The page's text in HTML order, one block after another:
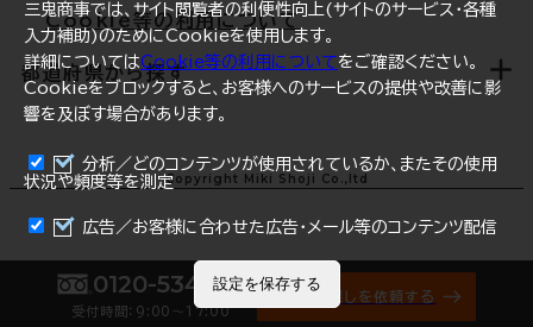
まとめて資料請求
0120-534-011
受付時間：9:00〜17:00
オフィス探しを依頼する
三鬼商事では、サイト閲覧者の利便性向上(サイトのサービス・各種
入力補助)のためにCookieを使用します。
詳細についてはCookie等の利用についてをご確認ください。
Cookieをブロックすると、お客様へのサービスの提供や改善に影
響を及ぼす場合があります。
分析／どのコンテンツが使用されているか、またその使用
状況や頻度等を測定
広告／お客様に合わせた広告・メール等のコンテンツ配信
設定を保存する
横浜
福岡
オフィスリポート
ログイン
Cookie等の利用について
都道府県から探す
北海道
青森県
宮城県
Copyright Miki Shoji Co.,ltd